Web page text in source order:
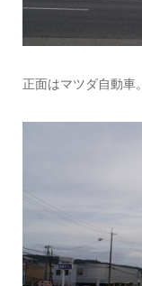
正面はマツダ自動車。